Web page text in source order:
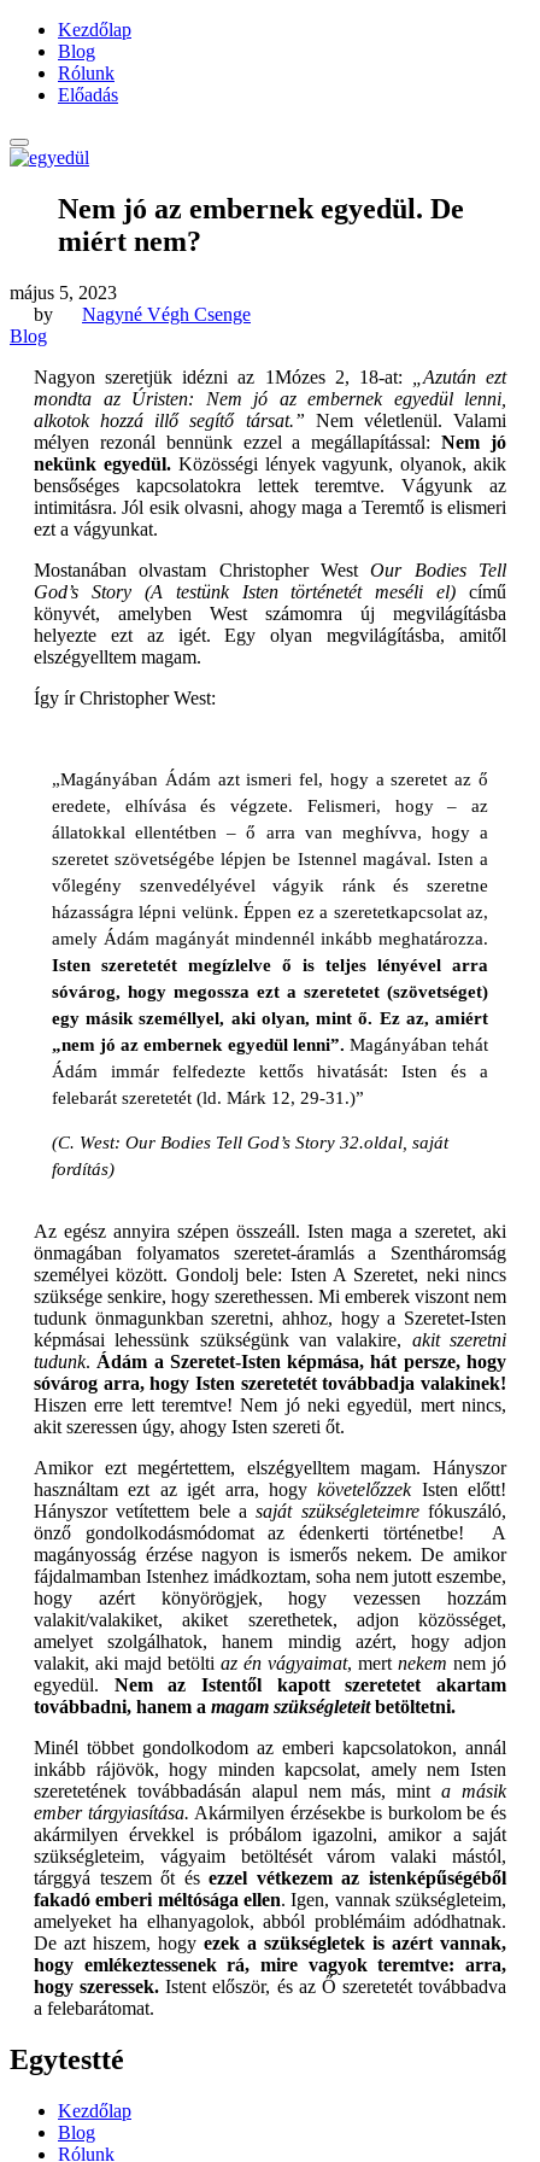
Kezdőlap
Blog
Rólunk
Előadás
Nem jó az embernek egyedül. De
miért nem?
május 5, 2023
by
Nagyné Végh Csenge
Blog
Nagyon szeretjük idézni az 1Mózes 2, 18-at:
„Azután ezt
mondta az Úristen: Nem jó az embernek egyedül lenni,
alkotok hozzá illő segítő társat.” Nem véletlenül. Valami
mélyen rezonál bennünk ezzel a megállapítással:Nem jó
nekünk egyedül.Közösségi lények vagyunk, olyanok, akik
bensőséges kapcsolatokra lettek teremtve. Vágyunk az
intimitásra. Jól esik olvasni, ahogy maga a Teremtő is elismeri
ezt a vágyunkat.
Mostanában olvastam Christopher WestOur Bodies Tell
God’s Story (A testünk Isten történetét meséli el) című
könyvét, amelyben West számomra új megvilágításba
helyezte ezt az igét. Egy olyan megvilágításba, amitől
elszégyelltem magam.
Így ír Christopher West:
„Magányában Ádám azt ismeri fel, hogy a szeretet az ő
eredete, elhívása és végzete. Felismeri, hogy – az
állatokkal ellentétben – ő arra van meghívva, hogy a
szeretet szövetségébe lépjen be Istennel magával. Isten a
vőlegény szenvedélyével vágyik ránk és szeretne
házasságra lépni velünk. Éppen ez a szeretetkapcsolat az,
amely Ádám magányát mindennél inkább meghatározza.
Isten szeretetét megízlelve ő is teljes lényével arra
sóvárog, hogy megossza ezt a szeretetet (szövetséget)
egy másik személlyel, aki olyan, mint ő. Ez az, amiért
„nem jó az embernek egyedül lenni”. Magányában tehát
Ádám immár felfedezte kettős hivatását: Isten és a
felebarát szeretetét (ld. Márk 12, 29-31.)”
(C. West: Our Bodies Tell God’s Story 32.oldal, saját
fordítás)
Az egész annyira szépen összeáll. Isten maga a szeretet, aki
önmagában folyamatos szeretet-áramlás a Szentháromság
személyei között. Gondolj bele: Isten A Szeretet, neki nincs
szüksége senkire, hogy szerethessen. Mi emberek viszont nem
tudunk önmagunkban szeretni, ahhoz, hogy a Szeretet-Isten
képmásai lehessünk szükségünk van valakire, akit szeretni
tudunk. Ádám a Szeretet-Isten képmása, hát persze, hogy
sóvárog arra, hogy Isten szeretetét továbbadja valakinek!
Hiszen erre lett teremtve! Nem jó neki egyedül, mert nincs,
akit szeressen úgy, ahogy Isten szereti őt.
Amikor ezt megértettem, elszégyelltem magam. Hányszor
használtam ezt az igét arra, hogykövetelőzzek Isten előtt!
Hányszor vetítettem bele asaját szükségleteimrefókuszáló,
önző gondolkodásmódomat az édenkerti történetbe! A
magányosság érzése nagyon is ismerős nekem. De amikor
fájdalmamban Istenhez imádkoztam, soha nem jutott eszembe,
hogy azért könyörögjek, hogy vezessen hozzám
valakit/valakiket, akiket szerethetek, adjon közösséget,
amelyet szolgálhatok, hanem mindig azért, hogy adjon
valakit, aki majd betölti az én vágyaimat, mert nekem nem jó
egyedül. Nem az Istentől kapott szeretetet akartam
továbbadni, hanem a magam szükségleteitbetöltetni.
Minél többet gondolkodom az emberi kapcsolatokon, annál
inkább rájövök, hogy minden kapcsolat, amely nem Isten
szeretetének továbbadásán alapul nem más, minta másik
ember tárgyiasítása. Akármilyen érzésekbe is burkolom be és
akármilyen érvekkel is próbálom igazolni, amikor a saját
szükségleteim, vágyaim betöltését várom valaki mástól,
tárggyá teszem őt ésezzel vétkezem az istenképűségéből
fakadó emberi méltósága ellen. Igen, vannak szükségleteim,
amelyeket ha elhanyagolok, abból problémáim adódhatnak.
De azt hiszem, hogy ezek a szükségletek is azért vannak,
hogy emlékeztessenek rá, mire vagyok teremtve: arra,
hogy szeressek. Istent először, és az Ő szeretetét továbbadva
a felebarátomat.
Egytestté
Kezdőlap
Blog
Rólunk